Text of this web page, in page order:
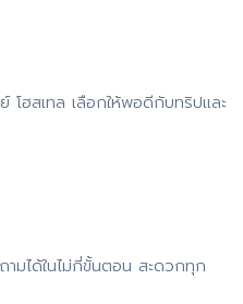
โฮสเทล เลือกให้พอดีกับทริปและ
มได้ในไม่กี่ขั้นตอน สะดวกทุก